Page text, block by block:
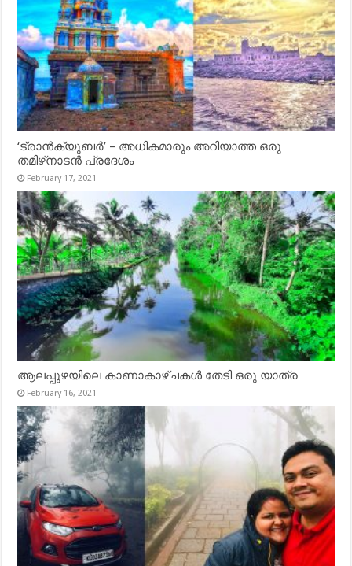
‘ട്രാൻക്യുബർ’ – അധികമാരും അറിയാത്ത ഒരു
തമിഴ്‌നാടൻ പ്രദേശം
February 17, 2021
ആലപ്പുഴയിലെ കാണാകാഴ്ചകൾ തേടി ഒരു യാത്ര
February 16, 2021